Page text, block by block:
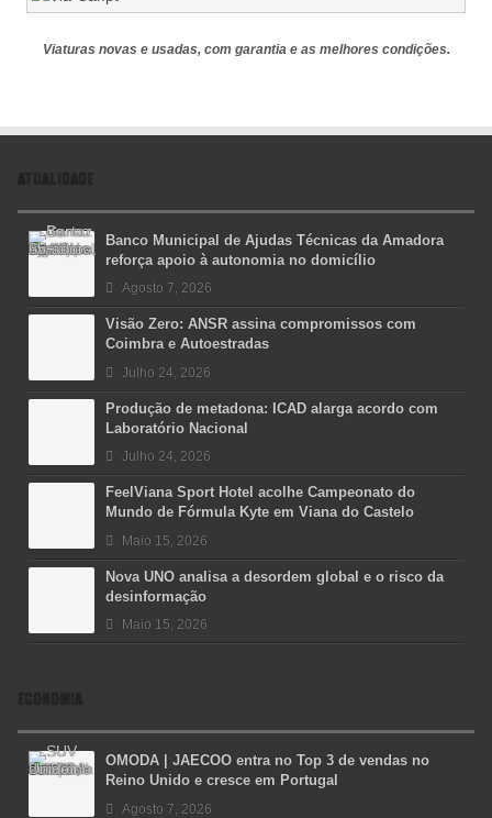
Viaturas novas e usadas, com garantia e as melhores condições.
ATUALIDADE
Banco Municipal de Ajudas Técnicas da Amadora
reforça apoio à autonomia no domicílio
Agosto 7, 2026
Visão Zero: ANSR assina compromissos com
Coimbra e Autoestradas
Julho 24, 2026
Produção de metadona: ICAD alarga acordo com
Laboratório Nacional
Julho 24, 2026
FeelViana Sport Hotel acolhe Campeonato do
Mundo de Fórmula Kyte em Viana do Castelo
Maio 15, 2026
Nova UNO analisa a desordem global e o risco da
desinformação
Maio 15, 2026
ECONOMIA
OMODA | JAECOO entra no Top 3 de vendas no
Reino Unido e cresce em Portugal
Agosto 7, 2026